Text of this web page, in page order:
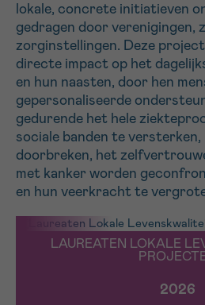
lokale, concrete initiatieven
gedragen door verenigingen,
zorginstellingen. Deze
directe impact op het
en hun naasten, door hen
gepersonaliseerde
gedurende het hele
sociale banden te
doorbreken, het
met kanker worden
en hun veerkracht te
LAUREATEN LOKALE
2026